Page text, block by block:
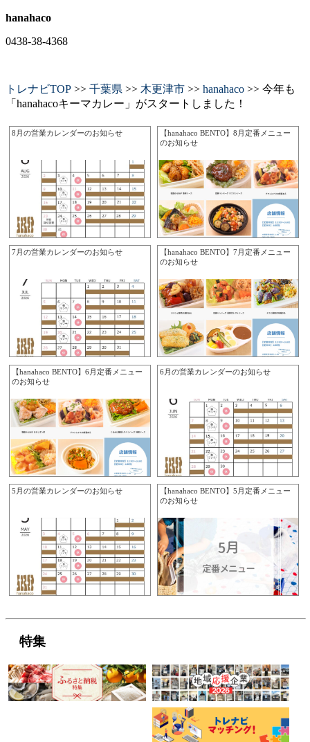
hanahaco
0438-38-4368
トレナビTOP >> 千葉県 >> 木更津市 >> hanahaco >> 今年も
「hanahacoキーマカレー」がスタートしました！
8月の営業カレンダーのお知らせ
【hanahaco BENTO】8月定番メニュー
のお知らせ
7月の営業カレンダーのお知らせ
【hanahaco BENTO】7月定番メニュー
のお知らせ
【hanahaco BENTO】6月定番メニュー
のお知らせ
6月の営業カレンダーのお知らせ
5月の営業カレンダーのお知らせ
【hanahaco BENTO】5月定番メニュー
のお知らせ
特集